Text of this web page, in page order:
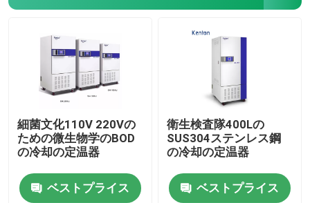
工業用乾燥オーブン
サーモスタットの定温器
冷却の定温器
細菌文化110V 220Vの
ための微生物学のBOD
の冷却の定温器
ベストプライス
衛生検査隊400Lの
SUS304ステンレス鋼
の冷却の定温器
ベストプライス